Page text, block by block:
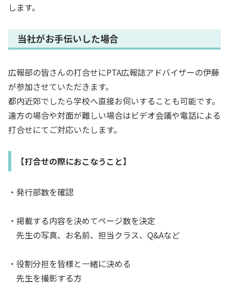
します。
当社がお手伝いした場合
広報部の皆さんの打合せにPTA広報誌アドバイザーの伊藤
が参加させていただきます。
都内近郊でしたら学校へ直接お伺いすることも可能です。
遠方の場合や対面が難しい場合はビデオ会議や電話による
打合せにてご対応いたします。
【打合せの際におこなうこと】
・発行部数を確認
・掲載する内容を決めてページ数を決定
先生の写真、お名前、担当クラス、Q&Aなど
・役割分担を皆様と一緒に決める
先生を撮影する方